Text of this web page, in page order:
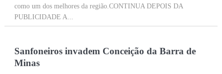
como um dos melhores da região.CONTINUA DEPOIS DA
PUBLICIDADE A...
Sanfoneiros invadem Conceição da Barra de
Minas